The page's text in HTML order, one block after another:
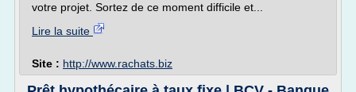
votre projet. Sortez de ce moment difficile et...
Lire la suite
Site : http://www.rachats.biz